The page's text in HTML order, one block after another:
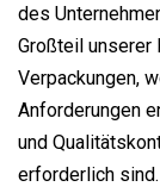
des
Großteil unserer
Verpackungen,
Anforderungen
und
erforderlich